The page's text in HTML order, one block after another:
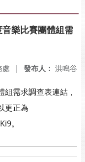
樂比賽團體組需
發布人： 洪鳴谷
處 |
求調查表連結，
更正為
。